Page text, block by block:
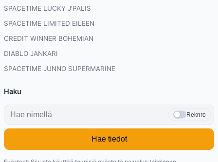
SPACETIME LUCKY J'PALIS
SPACETIME LIMITED EILEEN
CREDIT WINNER BOHEMIAN
DIABLO JANKARI
SPACETIME JUNNO SUPERMARINE
Haku
Reknro
Hae tiedot